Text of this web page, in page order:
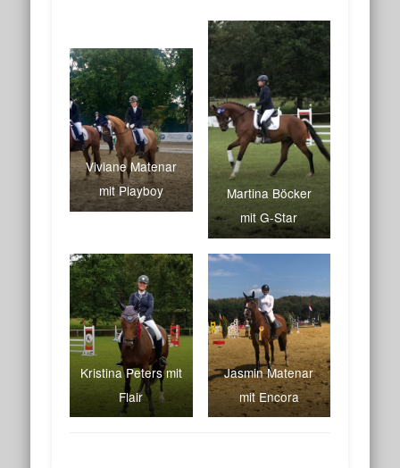
Viviane Matenar
mit Playboy
Martina Böcker
mit G-Star
Kristina Peters mit
Flair
Jasmin Matenar
mit Encora